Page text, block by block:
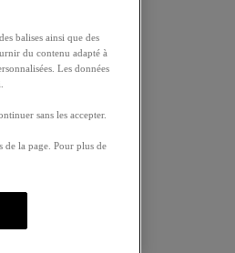
balises ainsi que des
du contenu adapté à
Les données
sans les accepter.
de la page. Pour plus de